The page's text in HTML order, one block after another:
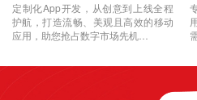
定制化App开发，从创意到上线全程
护航，打造流畅、美观且高效的移动
应用，助您抢占数字市场先机…